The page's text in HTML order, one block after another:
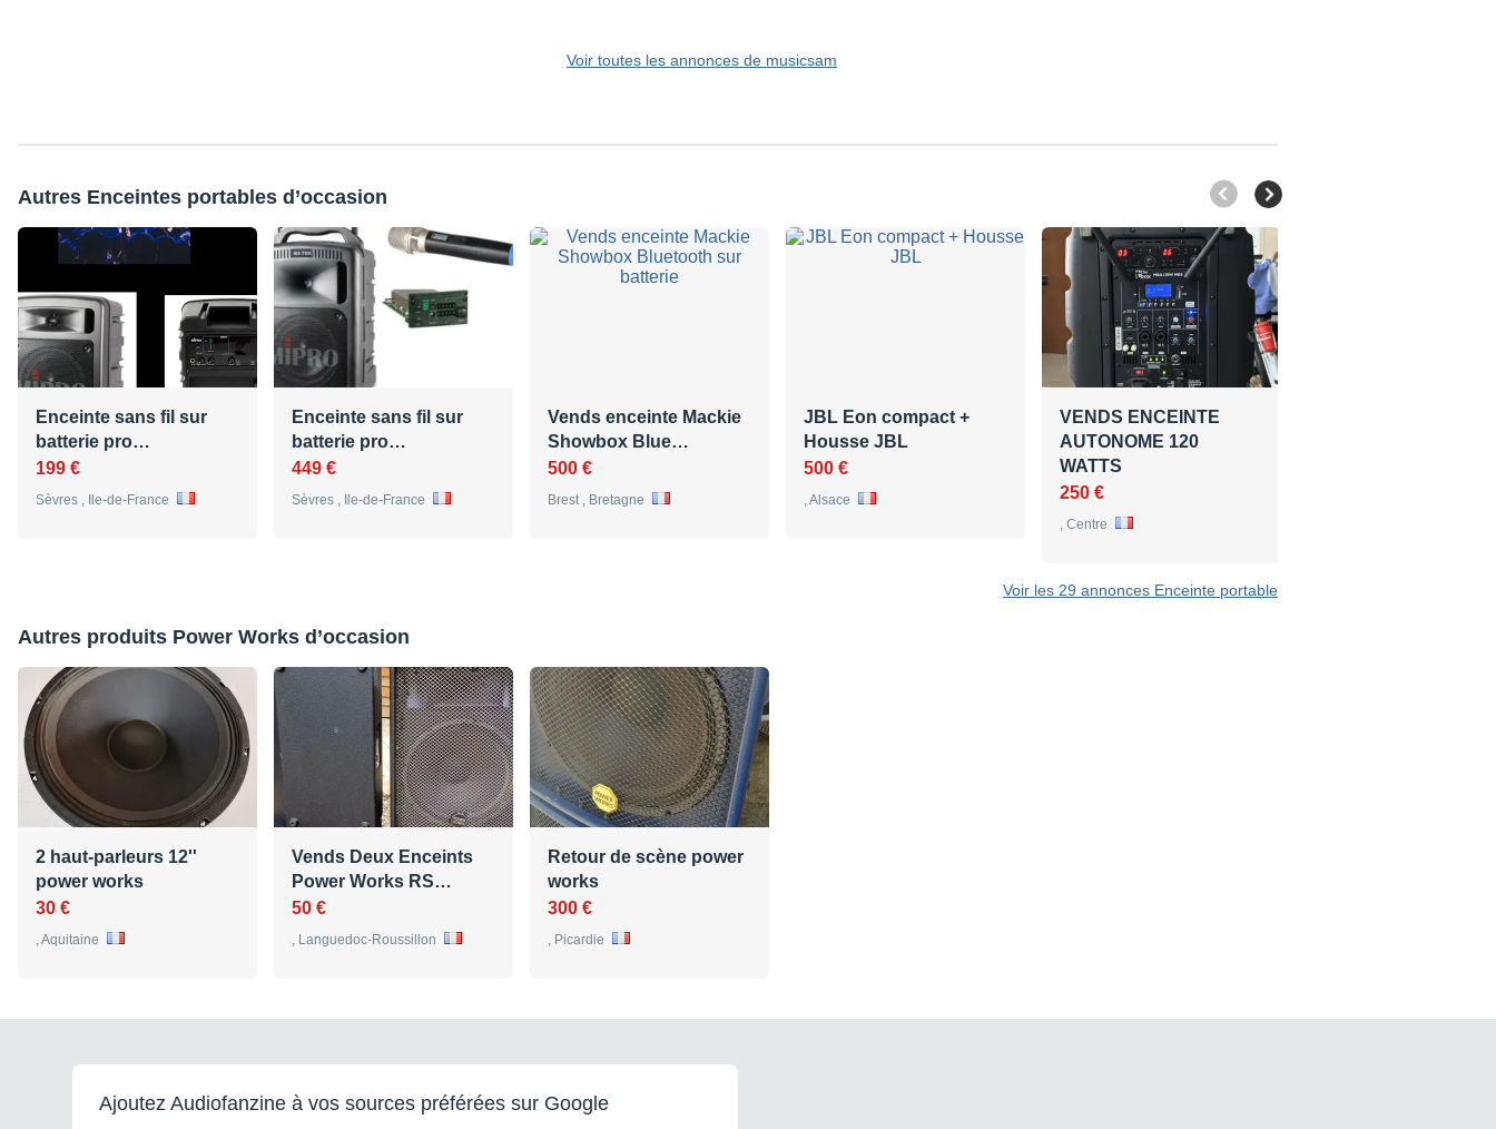
Voir toutes les annonces de musicsam
Autres Enceintes portables d’occasion
Enceinte sans fil sur
batterie pro…
199 €
Sèvres , Ile-de-France
Enceinte sans fil sur
batterie pro…
449 €
Sèvres , Ile-de-France
Vends enceinte Mackie
Showbox Blue…
500 €
Brest , Bretagne
JBL Eon compact +
Housse JBL
500 €
, Alsace
VENDS ENCEINTE
AUTONOME 120
WATTS
250 €
, Centre
Voir les 29 annonces Enceinte portable
Autres produits Power Works d’occasion
2 haut-parleurs 12''
power works
30 €
, Aquitaine
Vends Deux Enceints
Power Works RS…
50 €
, Languedoc-Roussillon
Retour de scène power
works
300 €
, Picardie
Ajoutez Audiofanzine à vos sources préférées sur Google